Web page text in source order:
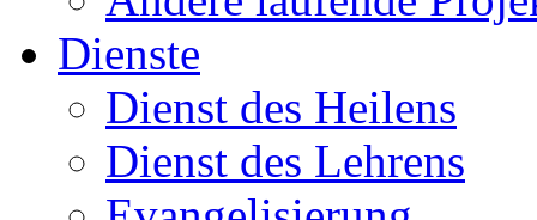
Dienste
Dienst des Heilens
Dienst des Lehrens